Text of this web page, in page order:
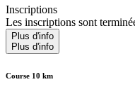
Inscriptions
Les inscriptions sont
Plus d'info
Plus d'info
Course 10 km